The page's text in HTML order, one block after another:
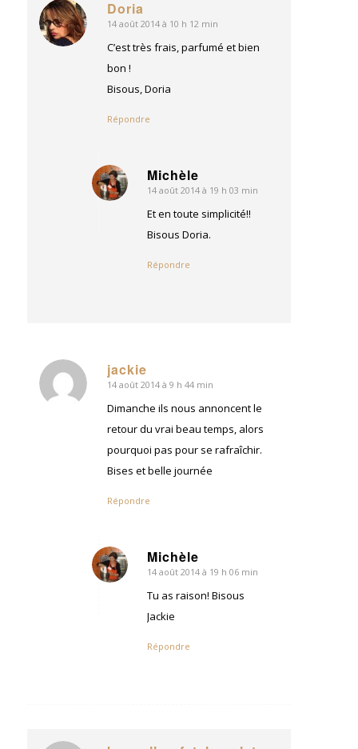
Doria
dit
:
14 août 2014 à 10 h 12 min
C’est très frais, parfumé et bien
bon !
Bisous, Doria
Répondre
Michèle
dit
14 août 2014 à 19 h 03 min
Et en toute simplicité!!
Bisous Doria.
Répondre
jackie
dit
:
14 août 2014 à 9 h 44 min
Dimanche ils nous annoncent le
retour du vrai beau temps, alors
pourquoi pas pour se rafraîchir.
Bises et belle journée
Répondre
Michèle
dit
14 août 2014 à 19 h 06 min
Tu as raison! Bisous
Jackie
Répondre